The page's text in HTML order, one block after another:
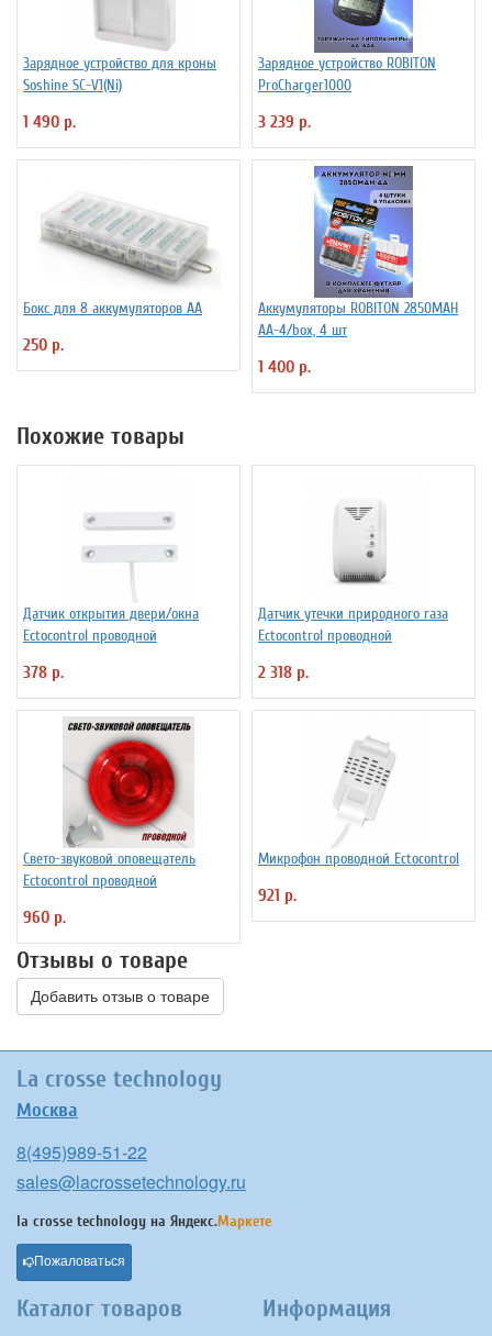
Зарядное устройство для кроны
Soshine SC-V1(Ni)
1 490 р.
Зарядное устройство ROBITON
ProCharger1000
3 239 р.
Бокс для 8 аккумуляторов АА
250 р.
Аккумуляторы ROBITON 2850MAH
AA-4/box, 4 шт
1 400 р.
Похожие товары
Датчик открытия двери/окна
Ectocontrol проводной
378 р.
Датчик утечки природного газа
Ectocontrol проводной
2 318 р.
Свето-звуковой оповещатель
Ectocontrol проводной
960 р.
Микрофон проводной Ectocontrol
921 р.
Отзывы о товаре
Добавить отзыв о товаре
La crosse technology
Москва
8(495)989-51-22
sales@lacrossetechnology.ru
la crosse technology на Яндекс.Маркете
Пожаловаться
Каталог товаров Информация